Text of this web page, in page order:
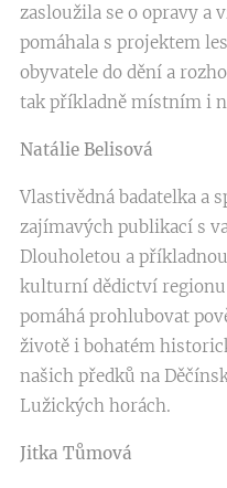
zasloužila se o opravy a
pomáhala s projektem
obyvatele do dění a
tak příkladně místním i
Natálie Belisová
Vlastivědná badatelka a
zajímavých publikací s
Dlouholetou a
kulturní dědictví
pomáhá prohlubovat
životě i bohatém
našich předků na
Lužických horách.
Jitka Tůmová